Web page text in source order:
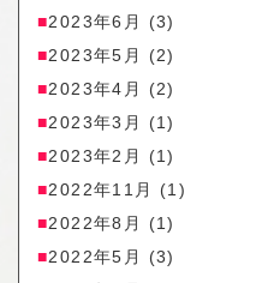
2023年6月
(3)
2023年5月
(2)
2023年4月
(2)
2023年3月
(1)
2023年2月
(1)
2022年11月
(1)
2022年8月
(1)
2022年5月
(3)